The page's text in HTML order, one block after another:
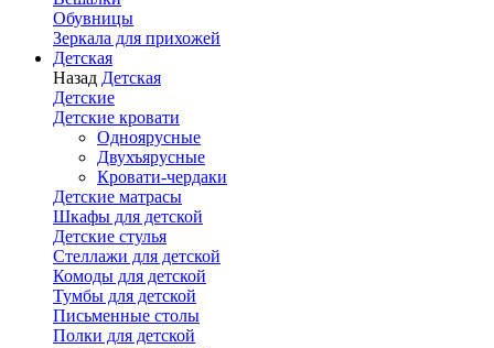
Обувницы
Зеркала для прихожей
Детская
Назад Детская
Детские
Детские кровати
Одноярусные
Двухъярусные
Кровати-чердаки
Детские матрасы
Шкафы для детской
Детские стулья
Стеллажи для детской
Комоды для детской
Тумбы для детской
Письменные столы
Полки для детской